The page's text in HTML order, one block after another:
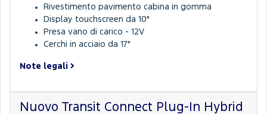
Rivestimento pavimento cabina in gomma
Display touchscreen da 10"
Presa vano di carico - 12V
Cerchi in acciaio da 17"
Note legali
Nuovo Transit Connect Plug-In Hybrid